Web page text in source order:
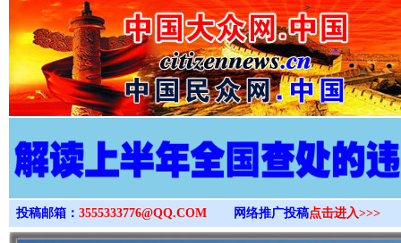
>
投稿邮箱： 3555333776@QQ.COM 网络推广投稿点击进入>>>